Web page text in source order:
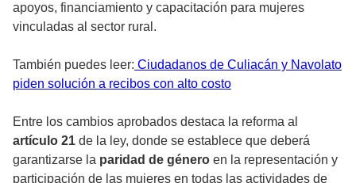
apoyos, financiamiento y capacitación para mujeres
vinculadas al sector rural.
También puedes leer: Ciudadanos de Culiacán y Navolato
piden solución a recibos con alto costo
Entre los cambios aprobados destaca la reforma al
artículo 21 de la ley, donde se establece que deberá
garantizarse la paridad de género en la representación y
participación de las mujeres en todas las actividades de